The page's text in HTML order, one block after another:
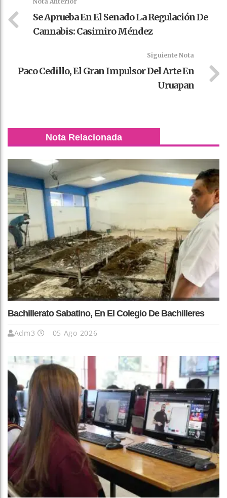
Se Aprueba En El Senado La Regulación De
Cannabis: Casimiro Méndez
Siguiente Nota
Paco Cedillo, El Gran Impulsor Del Arte En
Uruapan
Nota Relacionada
Bachillerato Sabatino, En El Colegio De Bachilleres
Adm3 05 Ago 2026